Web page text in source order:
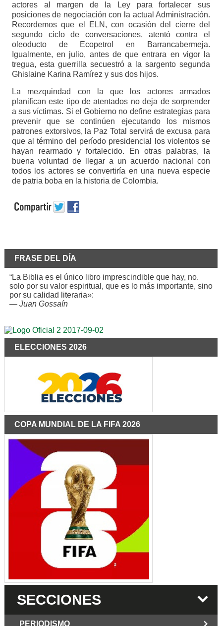
actores al margen de la Ley para fortalecer sus
posiciones de negociación con la actual Administración.
Recordemos que el ELN, con ocasión del cierre del
segundo ciclo de conversaciones, atentó contra el
oleoducto de Ecopetrol en Barrancabermeja.
Igualmente, en julio, antes de que entrara en vigor la
tregua, esta guerrilla secuestró a la sargento segunda
Ghislaine Karina Ramírez y sus dos hijos.
La mezquindad con la que los actores armados
planifican este tipo de atentados no deja de sorprender
a sus víctimas. Si el Gobierno no define estrategias para
prevenir que se continúen ejecutando los mismos
patrones extorsivos, la Paz Total servirá de excusa para
que al término del período presidencial los violentos se
hayan rearmado y fortalecido. En otras palabras, la
buena voluntad de llegar a un acuerdo nacional con
todos los actores se convertiría en una nueva especie
de patria boba en la historia de Colombia.
FRASE DEL DÍA
“La Biblia es el único libro imprescindible que hay, no.
solo por su valor espiritual, que es lo más importante, sino
por su calidad literaria»:
— Juan Gossaín
ELECCIONES 2026
COPA MUNDIAL DE LA FIFA 2026
SECCIONES
PERIODISMO